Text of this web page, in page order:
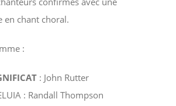
en chant choral.
:
: John Rutter
: Randall Thompson